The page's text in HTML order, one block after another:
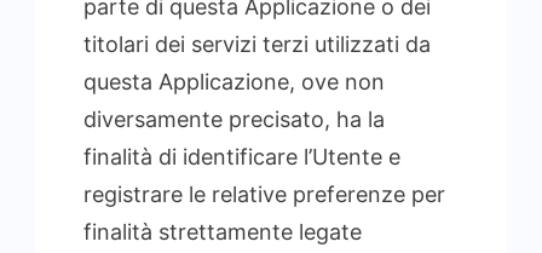
parte di questa Applicazione o dei
titolari dei servizi terzi utilizzati da
questa Applicazione, ove non
diversamente precisato, ha la
finalità di identificare l’Utente e
registrare le relative preferenze per
finalità strettamente legate